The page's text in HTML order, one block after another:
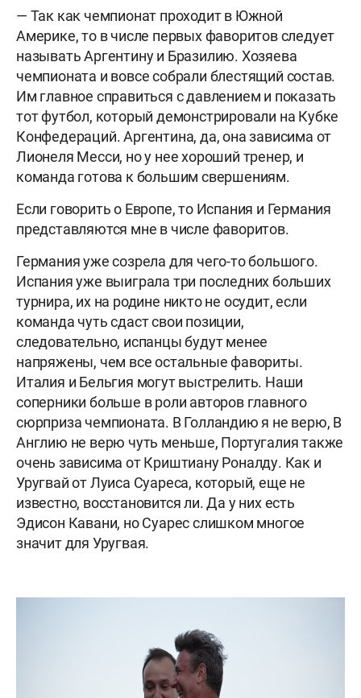
— Так как чемпионат проходит в Южной
Америке, то в числе первых фаворитов следует
называть Аргентину и Бразилию. Хозяева
чемпионата и вовсе собрали блестящий состав.
Им главное справиться с давлением и показать
тот футбол, который демонстрировали на Кубке
Конфедераций. Аргентина, да, она зависима от
Лионеля Месси, но у нее хороший тренер, и
команда готова к большим свершениям.
Если говорить о Европе, то Испания и Германия
представляются мне в числе фаворитов.
Германия уже созрела для чего-то большого.
Испания уже выиграла три последних больших
турнира, их на родине никто не осудит, если
команда чуть сдаст свои позиции,
следовательно, испанцы будут менее
напряжены, чем все остальные фавориты.
Италия и Бельгия могут выстрелить. Наши
соперники больше в роли авторов главного
сюрприза чемпионата. В Голландию я не верю, В
Англию не верю чуть меньше, Португалия также
очень зависима от Криштиану Роналду. Как и
Уругвай от Луиса Суареса, который, еще не
известно, восстановится ли. Да у них есть
Эдисон Кавани, но Суарес слишком многое
значит для Уругвая.